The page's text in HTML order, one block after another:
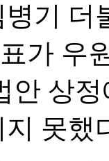
기 더
가 우
안 상
못했